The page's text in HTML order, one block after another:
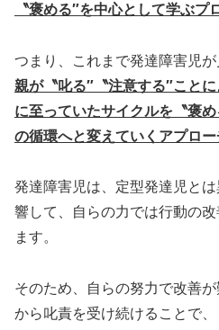
〝褒める″を中心として学ぶプ
つまり、これまで発達障害児
親が〝叱る″〝注意する″こと
に至っていたサイクルを〝褒
の循環へと変えていくアプロー
発達障害児は、定型発達児と
響して、自らの力では行動の
ます。
そのため、自らの努力で改善
から叱責を受け続けることで